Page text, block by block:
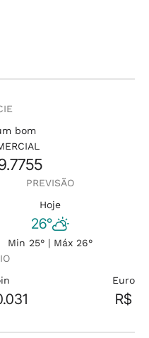
bom
PREVISÃO
Hoje
26°
Min 25° | Máx 26°
Euro
R$